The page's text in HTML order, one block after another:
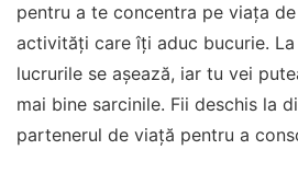
pentru a te concentra pe viața
activități care îți aduc bucurie.
lucrurile se așează, iar tu vei
mai bine sarcinile. Fii deschis la
partenerul de viață pentru a